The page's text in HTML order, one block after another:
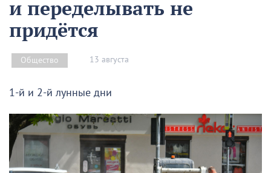
и переделывать не
придётся
Общество 13 августа
1-й и 2-й лунные дни